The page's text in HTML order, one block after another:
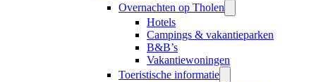
Overnachten op Tholen
Hotels
Campings & vakantieparken
B&B’s
Vakantiewoningen
Toeristische informatie